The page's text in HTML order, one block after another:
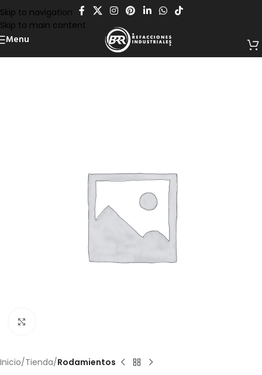
Skip to navigation
Skip to main content
Menu
Inicio Tienda Rodamientos